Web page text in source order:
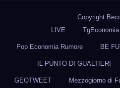
Copyright
LIVE
TgEconomia
Pop Economia Rumore BE
IL PUNTO DI GUALTIERI
GEOTWEET Mezzogiorno di